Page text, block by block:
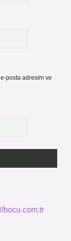
e-posta adresim ve
bocu.com.tr